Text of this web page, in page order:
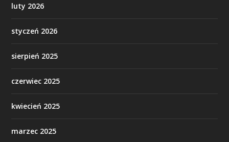
luty 2026
styczeń 2026
sierpień 2025
czerwiec 2025
kwiecień 2025
marzec 2025